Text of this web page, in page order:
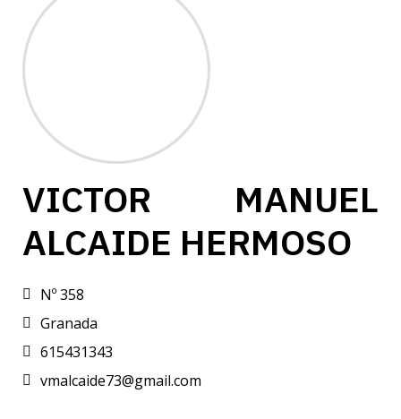
VICTOR MANUEL
ALCAIDE HERMOSO
Nº 358
Granada
615431343
vmalcaide73@gmail.com